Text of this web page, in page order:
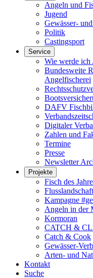
Angeln und
Jugend
Gewässer-
Politik
Castingsport
Service
Wie werde ich
Bundesweite
Angelfischerei
DAFV
Digitaler
Zahlen und
Termine
Presse
Newsletter
Projekte
Fisch des
Kampagne
Angeln in der
Kormoran
CATCH &
Catch & Cook
Gewässer-
Arten- und
Kontakt
Suche